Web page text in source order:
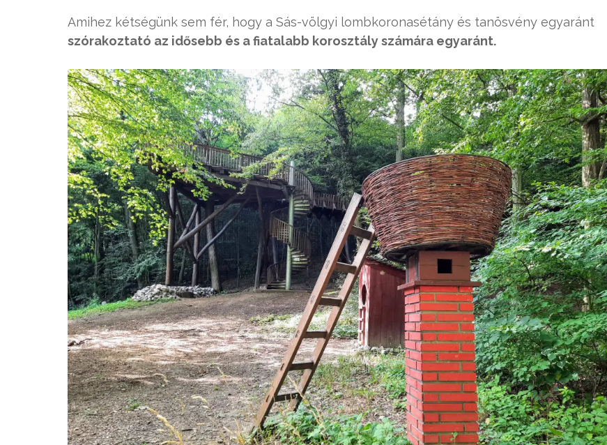
Amihez kétségünk sem fér, hogy a Sás-völgyi lombkoronasétány és tanösvény egyaránt
szórakoztató az idősebb és a fiatalabb korosztály számára egyaránt.